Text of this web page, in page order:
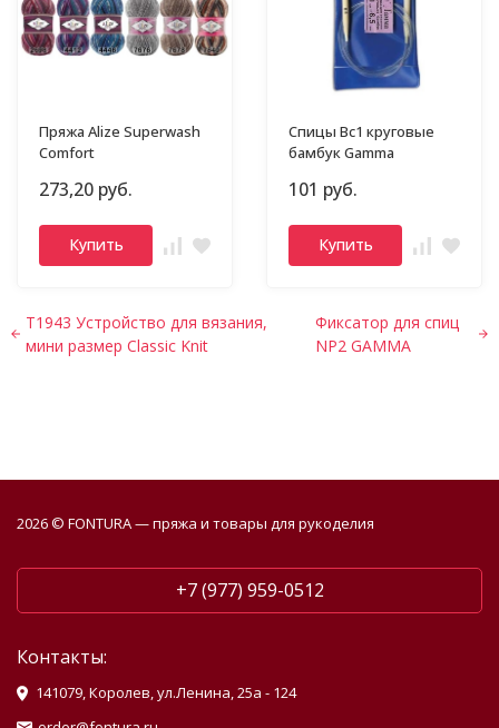
Пряжа Alize Superwash
Comfort
273,20 руб.
Купить
Спицы Bc1 круговые
бамбук Gamma
101 руб.
Купить
T1943 Устройство для вязания,
мини размер Classic Knit
Фиксатор для спиц
NP2 GAMMA
2026 © FONTURA — пряжа и товары для рукоделия
+7 (977) 959-0512
Контакты:
141079, Королев, ул.Ленина, 25а - 124